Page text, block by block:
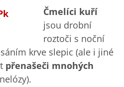
Čmelíci kuří
jsou drobní
roztoči s noční
krve slepic (ale i jiné
přenašeči mnohých